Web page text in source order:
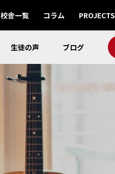
校舎一覧 コラム PROJECTS
生徒の声 ブログ